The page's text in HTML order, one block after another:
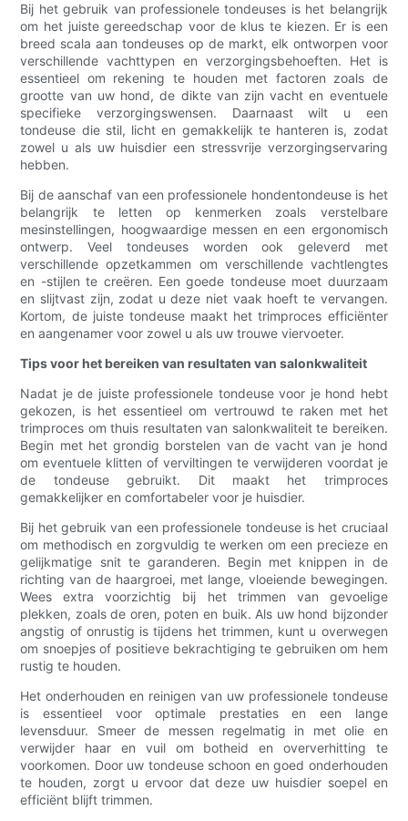
Bij het gebruik van professionele tondeuses is het belangrijk
om het juiste gereedschap voor de klus te kiezen. Er is een
breed scala aan tondeuses op de markt, elk ontworpen voor
verschillende vachttypen en verzorgingsbehoeften. Het is
essentieel om rekening te houden met factoren zoals de
grootte van uw hond, de dikte van zijn vacht en eventuele
specifieke verzorgingswensen. Daarnaast wilt u een
tondeuse die stil, licht en gemakkelijk te hanteren is, zodat
zowel u als uw huisdier een stressvrije verzorgingservaring
hebben.
Bij de aanschaf van een professionele hondentondeuse is het
belangrijk te letten op kenmerken zoals verstelbare
mesinstellingen, hoogwaardige messen en een ergonomisch
ontwerp. Veel tondeuses worden ook geleverd met
verschillende opzetkammen om verschillende vachtlengtes
en -stijlen te creëren. Een goede tondeuse moet duurzaam
en slijtvast zijn, zodat u deze niet vaak hoeft te vervangen.
Kortom, de juiste tondeuse maakt het trimproces efficiënter
en aangenamer voor zowel u als uw trouwe viervoeter.
Tips voor het bereiken van resultaten van salonkwaliteit
Nadat je de juiste professionele tondeuse voor je hond hebt
gekozen, is het essentieel om vertrouwd te raken met het
trimproces om thuis resultaten van salonkwaliteit te bereiken.
Begin met het grondig borstelen van de vacht van je hond
om eventuele klitten of verviltingen te verwijderen voordat je
de tondeuse gebruikt. Dit maakt het trimproces
gemakkelijker en comfortabeler voor je huisdier.
Bij het gebruik van een professionele tondeuse is het cruciaal
om methodisch en zorgvuldig te werken om een ​​precieze en
gelijkmatige snit te garanderen. Begin met knippen in de
richting van de haargroei, met lange, vloeiende bewegingen.
Wees extra voorzichtig bij het trimmen van gevoelige
plekken, zoals de oren, poten en buik. Als uw hond bijzonder
angstig of onrustig is tijdens het trimmen, kunt u overwegen
om snoepjes of positieve bekrachtiging te gebruiken om hem
rustig te houden.
Het onderhouden en reinigen van uw professionele tondeuse
is essentieel voor optimale prestaties en een lange
levensduur. Smeer de messen regelmatig in met olie en
verwijder haar en vuil om botheid en oververhitting te
voorkomen. Door uw tondeuse schoon en goed onderhouden
te houden, zorgt u ervoor dat deze uw huisdier soepel en
efficiënt blijft trimmen.